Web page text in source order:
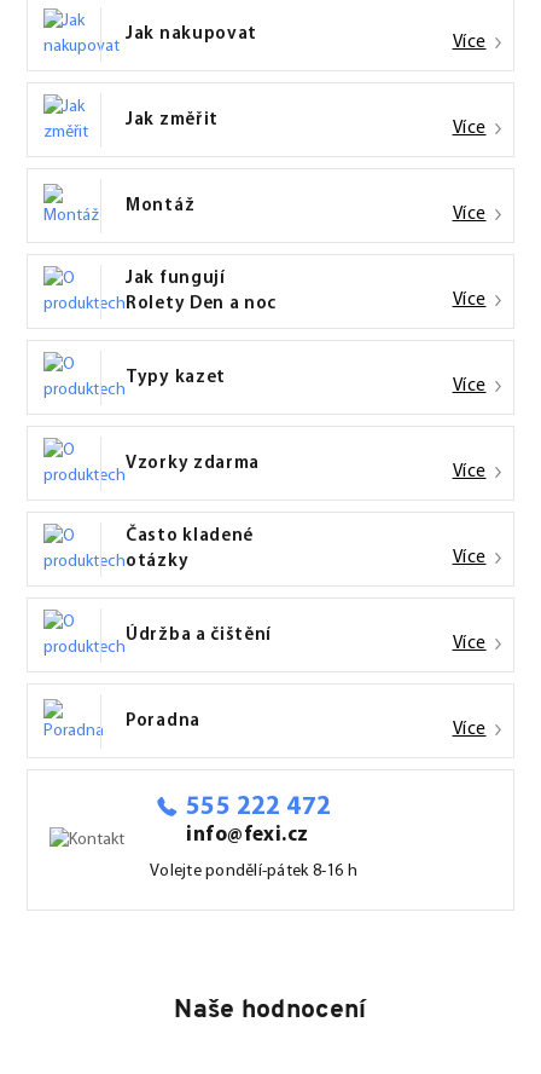
Jak nakupovat Více
Jak změřit Více
Montáž Více
Jak fungují
Rolety Den a noc
Více
Typy kazet Více
Vzorky zdarma Více
Často kladené
otázky
Více
Údržba a čištění Více
Poradna Více
555 222 472
info@fexi.cz
Volejte pondělí-pátek 8-16 h
Naše hodnocení